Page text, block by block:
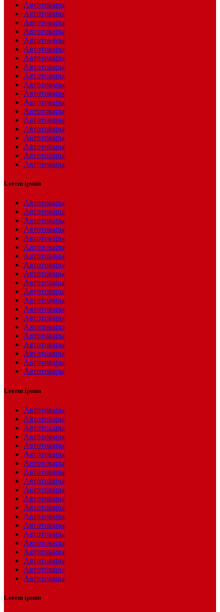
Автотовары
Автотовары
Автотовары
Автотовары
Автотовары
Автотовары
Автотовары
Автотовары
Автотовары
Автотовары
Автотовары
Автотовары
Автотовары
Автотовары
Автотовары
Автотовары
Автотовары
Автотовары
Автотовары
Lorem ipsum
Автотовары
Автотовары
Автотовары
Автотовары
Автотовары
Автотовары
Автотовары
Автотовары
Автотовары
Автотовары
Автотовары
Автотовары
Автотовары
Автотовары
Автотовары
Автотовары
Автотовары
Автотовары
Автотовары
Автотовары
Lorem ipsum
Автотовары
Автотовары
Автотовары
Автотовары
Автотовары
Автотовары
Автотовары
Автотовары
Автотовары
Автотовары
Автотовары
Автотовары
Автотовары
Автотовары
Автотовары
Автотовары
Автотовары
Автотовары
Автотовары
Автотовары
Lorem ipsum